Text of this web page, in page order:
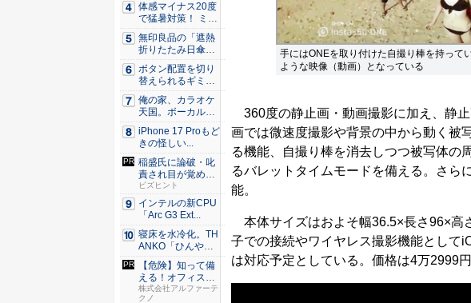
手にはONEを取り付けた自撮り棒を持って
ような映像（動画）となっている
360度の静止画・動画撮影に加え、静
画では微速度撮影や背景の中から動く被
る機能、自撮り棒を消去しつつ被写体の
るバレットタイムモードを備える。さら
能。
本体サイズはおよそ幅36.5×長さ96×高
子での接続やワイヤレス撮影機能として
は対応予定としている。価格は4万2999円
体感マイナス20度
で猛暑対策！ ミズ
ノの...
無印良品の「遮熱
折りたたみ日傘」
約160...
ボタン配置を切り
替えられるギミッ
クでジャ...
俺の家、カラオケ
天国。ボーカルを
消せるス...
iPhone 17 Proもど
きの怪しい...
稲盛氏に論破・叱
責され目が覚め
た。経営者...
ビズヒント
インテルの新CPU
「Arc G3 Ext...
寝床を水冷化。TH
ANKO「ひんやり
水流...
【危険】知って備
える！オフィスの
セキュリ...
株式会社アルファーテ
クノ